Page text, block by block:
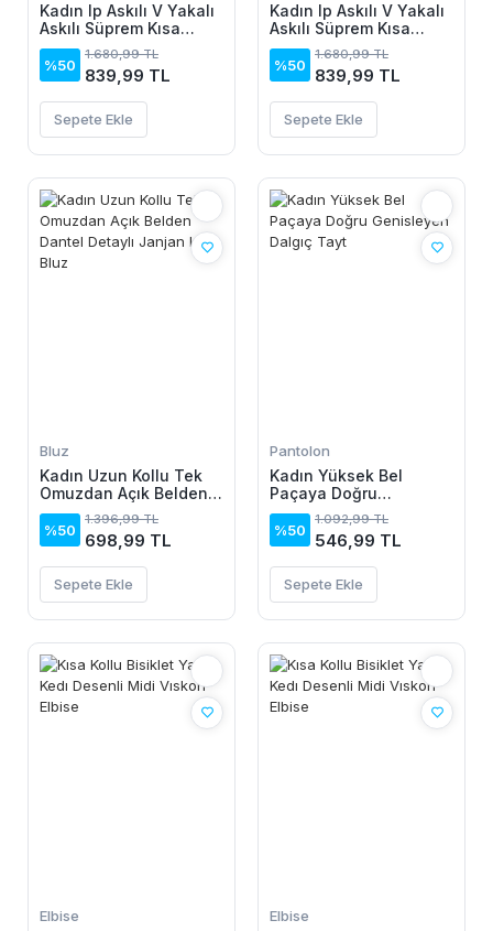
Kadın Ip Askılı V Yakalı
Askılı Süprem Kısa
Elbise
%50
1.680,99 TL
839,99 TL
Sepete Ekle
Kadın Ip Askılı V Yakalı
Askılı Süprem Kısa
Elbise
%50
1.680,99 TL
839,99 TL
Sepete Ekle
Bluz
Kadın Uzun Kollu Tek
Omuzdan Açık Belden
Dantel Detaylı Janjan
Krep Bluz
%50
1.396,99 TL
698,99 TL
Sepete Ekle
Pantolon
Kadın Yüksek Bel
Paçaya Doğru
Genisleyen Dalgıç Tayt
%50
1.092,99 TL
546,99 TL
Sepete Ekle
Elbise Elbise